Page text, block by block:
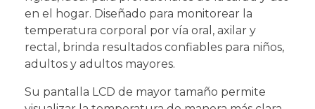
en el hogar. Diseñado para monitorear la
temperatura corporal por vía oral, axilar y
rectal, brinda resultados confiables para niños,
adultos y adultos mayores.
Su pantalla LCD de mayor tamaño permite